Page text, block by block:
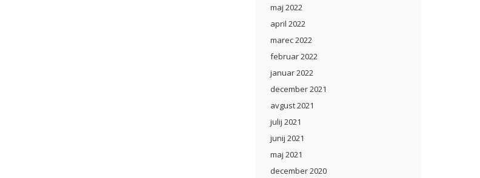
maj 2022
april 2022
marec 2022
februar 2022
januar 2022
december 2021
avgust 2021
julij 2021
junij 2021
maj 2021
december 2020